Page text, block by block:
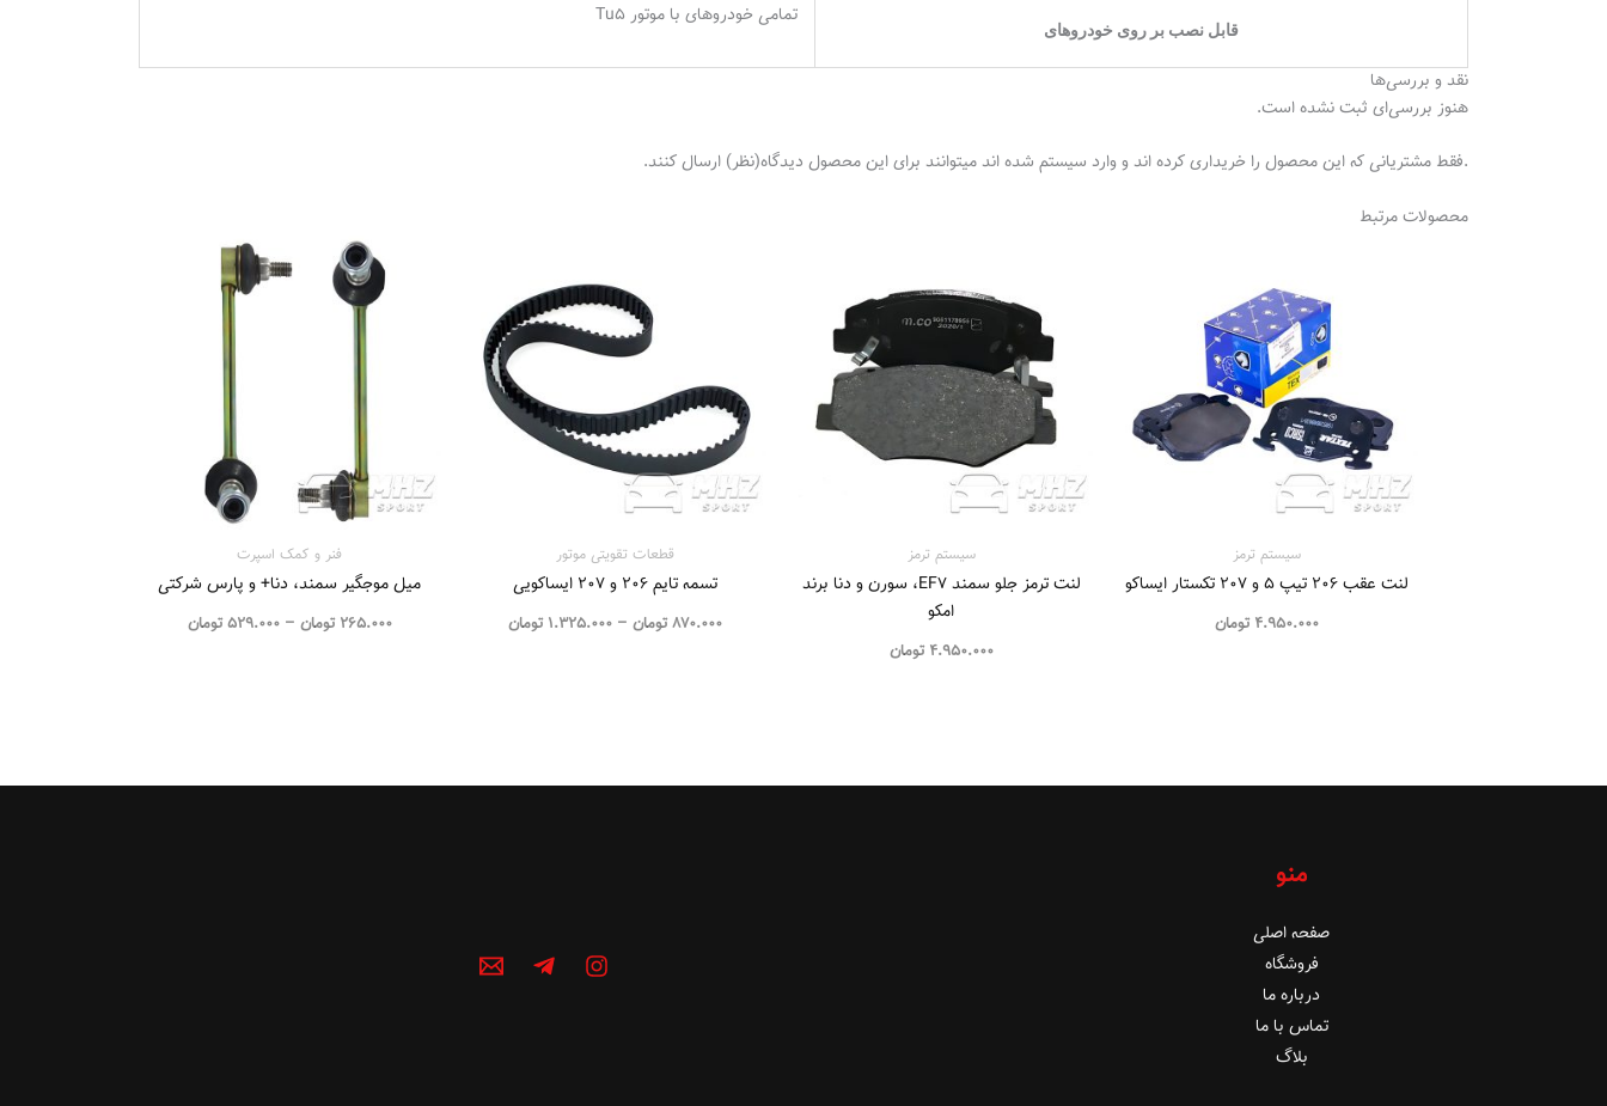
قابل نصب بر روی خودرو‌های
تمامی خودروهای با موتور Tu5
نقد و بررسی‌ها
هنوز بررسی‌ای ثبت نشده است.
.فقط مشتریانی که این محصول را خریداری کرده اند و وارد سیستم شده اند میتوانند برای این محصول دیدگاه(نظر) ارسال کنند.
محصولات مرتبط
سیستم‌ ترمز
لنت عقب 206 تیپ ۵ و 207 تکستار ایساکو
4.950.000 تومان
سیستم‌ ترمز
لنت ترمز جلو سمند EF7، سورن و دنا برند
امکو
4.950.000 تومان
قطعات تقویتی موتور
تسمه تایم ۲۰۶ و ۲۰۷ ایساکویی
870.000 تومان –
1.325.000 تومان
1.325.000 تومان
فنر و کمک اسپرت
میل موجگیر سمند، دنا+ و پارس شرکتی
265.000 تومان –
529.000 تومان
منو
صفحه اصلی
فروشگاه
درباره ما
تماس با ما
بلاگ